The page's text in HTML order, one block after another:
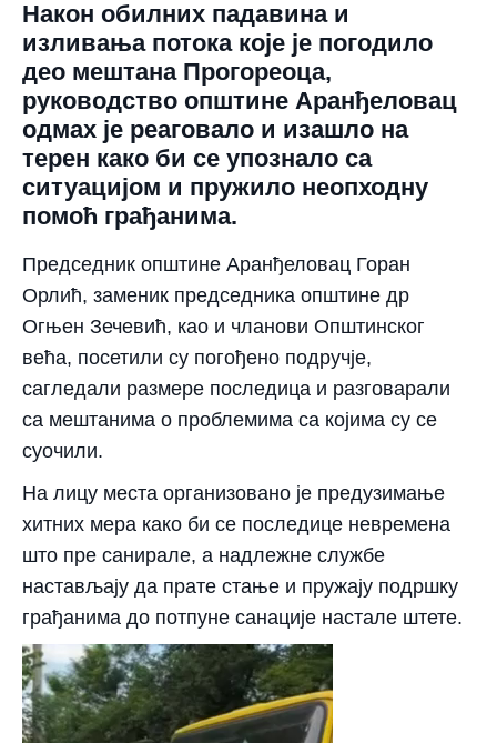
Након обилних падавина и
изливања потока које је погодило
део мештана Прогореоца,
руководство општине Аранђеловац
одмах је реаговало и изашло на
терен како би се упознало са
ситуацијом и пружило неопходну
помоћ грађанима.
Председник општине Аранђеловац Горан
Орлић, заменик председника општине др
Огњен Зечевић, као и чланови Општинског
већа, посетили су погођено подручје,
сагледали размере последица и разговарали
са мештанима о проблемима са којима су се
суочили.
На лицу места организовано је предузимање
хитних мера како би се последице невремена
што пре санирале, а надлежне службе
настављају да прате стање и пружају подршку
грађанима до потпуне санације настале штете.